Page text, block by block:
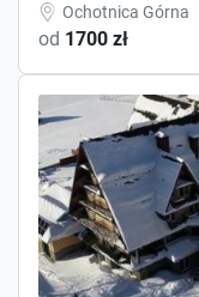
Ochotnica Górna
od 1700 zł